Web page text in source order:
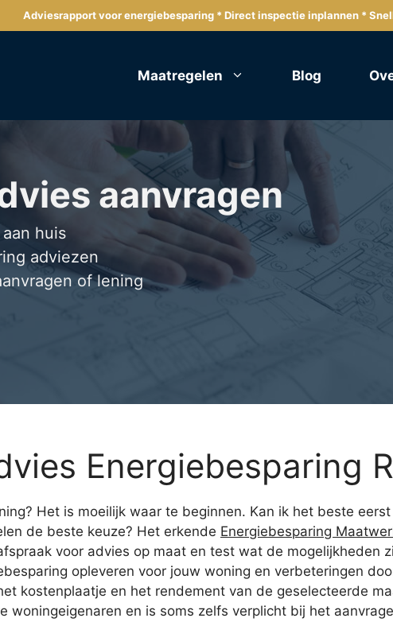
Adviesrapport voor energiebesparing * Direct inspectie inplannen *
Maatregelen Blog
aanvragen
huis
adviezen
of lening
Energiebesparing
Het is moeilijk waar te beginnen. Kan ik het beste
de beste keuze? Het erkende Energiebesparing
voor advies op maat en test wat de mogelijkheden
opleveren voor jouw woning en verbeteringen
kostenplaatje en het rendement van de geselecteerde
woningeigenaren en is soms zelfs verplicht bij het